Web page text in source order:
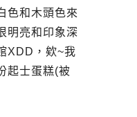
色和木頭色來
明亮和印象深
XDD，欸~我
起士蛋糕(被